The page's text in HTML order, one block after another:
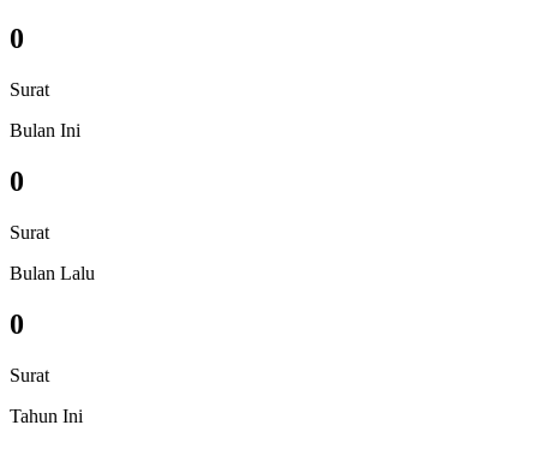
0
Surat
Bulan Ini
0
Surat
Bulan Lalu
0
Surat
Tahun Ini